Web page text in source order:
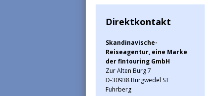
Direktkontakt
Skandinavische-
Reiseagentur, eine Marke
der fintouring GmbH
Zur Alten Burg 7
D-30938 Burgwedel ST
Fuhrberg